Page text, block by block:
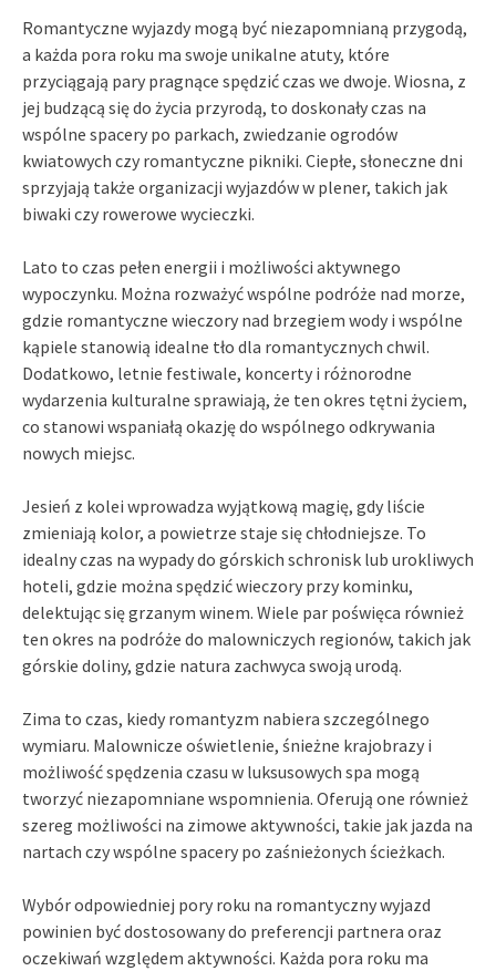
Romantyczne wyjazdy mogą być niezapomnianą przygodą,
a każda pora roku ma swoje unikalne atuty, które
przyciągają pary pragnące spędzić czas we dwoje. Wiosna, z
jej budzącą się do życia przyrodą, to doskonały czas na
wspólne spacery po parkach, zwiedzanie ogrodów
kwiatowych czy romantyczne pikniki. Ciepłe, słoneczne dni
sprzyjają także organizacji wyjazdów w plener, takich jak
biwaki czy rowerowe wycieczki.
Lato to czas pełen energii i możliwości aktywnego
wypoczynku. Można rozważyć wspólne podróże nad morze,
gdzie romantyczne wieczory nad brzegiem wody i wspólne
kąpiele stanowią idealne tło dla romantycznych chwil.
Dodatkowo, letnie festiwale, koncerty i różnorodne
wydarzenia kulturalne sprawiają, że ten okres tętni życiem,
co stanowi wspaniałą okazję do wspólnego odkrywania
nowych miejsc.
Jesień z kolei wprowadza wyjątkową magię, gdy liście
zmieniają kolor, a powietrze staje się chłodniejsze. To
idealny czas na wypady do górskich schronisk lub urokliwych
hoteli, gdzie można spędzić wieczory przy kominku,
delektując się grzanym winem. Wiele par poświęca również
ten okres na podróże do malowniczych regionów, takich jak
górskie doliny, gdzie natura zachwyca swoją urodą.
Zima to czas, kiedy romantyzm nabiera szczególnego
wymiaru. Malownicze oświetlenie, śnieżne krajobrazy i
możliwość spędzenia czasu w luksusowych spa mogą
tworzyć niezapomniane wspomnienia. Oferują one również
szereg możliwości na zimowe aktywności, takie jak jazda na
nartach czy wspólne spacery po zaśnieżonych ścieżkach.
Wybór odpowiedniej pory roku na romantyczny wyjazd
powinien być dostosowany do preferencji partnera oraz
oczekiwań względem aktywności. Każda pora roku ma